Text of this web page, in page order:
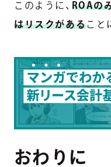
このように、 ROAの
はリスクがあること
おわりに